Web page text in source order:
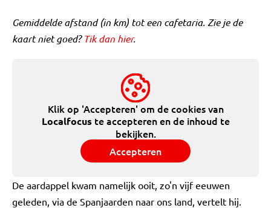
Gemiddelde afstand (in km) tot een cafetaria. Zie je de
kaart niet goed?Tik dan hier.
Klik op 'Accepteren' om de cookies van
Localfocus te accepteren en de inhoud te
bekijken.
Accepteren
De aardappel kwam namelijk ooit, zo'n vijf eeuwen
geleden, via de Spanjaarden naar ons land, vertelt hij.